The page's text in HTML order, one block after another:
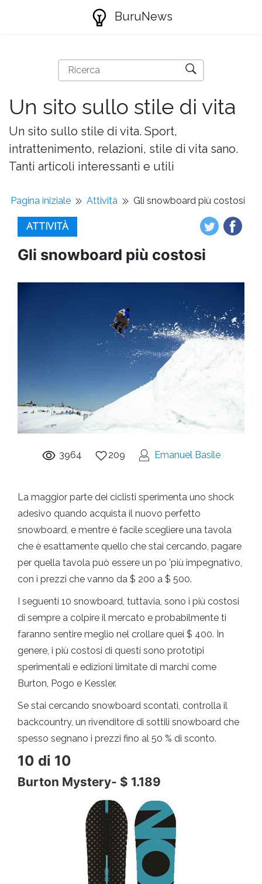
BuruNews
Un sito sullo stile di vita
Un sito sullo stile di vita. Sport,
intrattenimento, relazioni, stile di vita sano.
Tanti articoli interessanti e utili
Pagina iniziale Attività Gli snowboard più costosi
ATTIVITÀ
Gli snowboard più costosi
3964 209 Emanuel Basile
La maggior parte dei ciclisti sperimenta uno shock
adesivo quando acquista il nuovo perfetto
snowboard, e mentre è facile scegliere una tavola
che è esattamente quello che stai cercando, pagare
per quella tavola può essere un po 'più impegnativo,
con i prezzi che vanno da $ 200 a $ 500.
I seguenti 10 snowboard, tuttavia, sono i più costosi
di sempre a colpire il mercato e probabilmente ti
faranno sentire meglio nel crollare quei $ 400. In
genere, i più costosi di questi sono prototipi
sperimentali e edizioni limitate di marchi come
Burton, Pogo e Kessler.
Se stai cercando snowboard scontati, controlla il
backcountry, un rivenditore di sottili snowboard che
spesso segnano i prezzi fino al 50 % di sconto.
10 di 10
Burton Mystery- $ 1.189